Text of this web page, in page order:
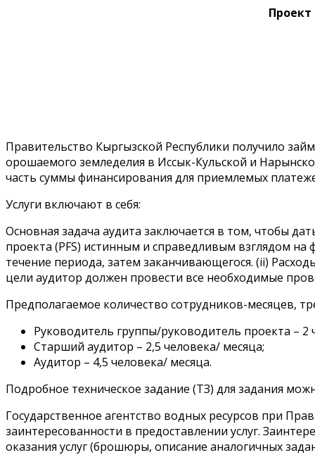
Правительство Кыргызской Республики получило
орошаемого земледелия в Иссык-Кульской и
часть суммы финансирования для приемлемых
Услуги включают в себя:
Основная задача аудита заключается в том, чтобы
проекта (PFS) истинным и справедливым взглядом
течение периода, затем заканчивающегося. (ii)
цели аудитор должен провести все необходимые
Предполагаемое количество сотрудников-месяцев,
Руководитель группы/руководитель проекта – 2
Старший аудитор – 2,5 человека/ месяца;
Аудитор – 4,5 человека/ месяца.
Подробное техническое задание (ТЗ) для задания
Государственное агентство водных ресурсов при
заинтересованности в предоставлении услуг.
оказания услуг (брошюры, описание аналогичных